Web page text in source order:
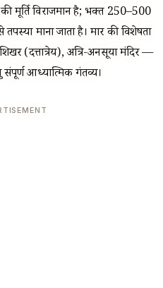
मूर्ति विराजमान है; भक्त 250–500
माना जाता है। माहूर की विशेषता
(दत्तात्रेय), अत्रि-अनसूया मंदिर —
संपूर्ण आध्यात्मिक गंतव्य।